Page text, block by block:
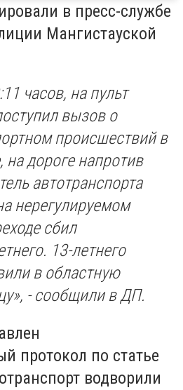
в пресс-службе
Мангистауской
часов, на пульт
вызов о
происшествий в
на дороге напротив
автотранспорта
нерегулируемом
сбил
13-летнего
в областную
- сообщили в ДП.
протокол по статье
водворили